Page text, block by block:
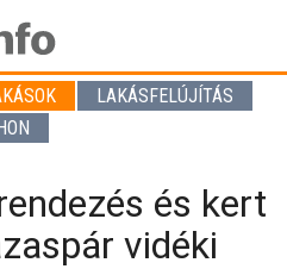
LAKÁSFELÚJÍTÁS
és kert
vidéki